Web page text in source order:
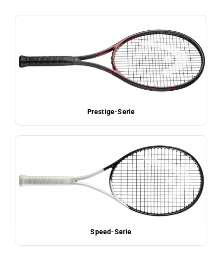
Prestige-Serie
Speed-Serie